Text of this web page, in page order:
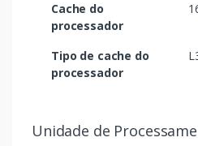
Cache do
processador
Tipo de cache do
processador
Unidade de